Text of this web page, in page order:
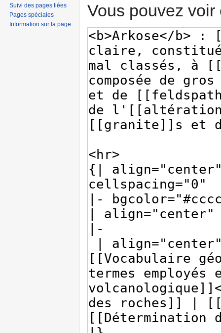
Vous pouvez
Suivi des pages liées
Pages spéciales
Information sur la page